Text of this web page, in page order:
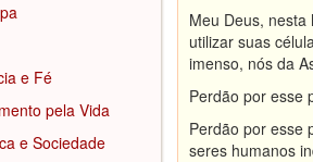
e Fé
pela Vida
e Sociedade
Meu Deus,
utilizar suas
imenso, nós da
Perdão por esse
Perdão por esse
seres humanos